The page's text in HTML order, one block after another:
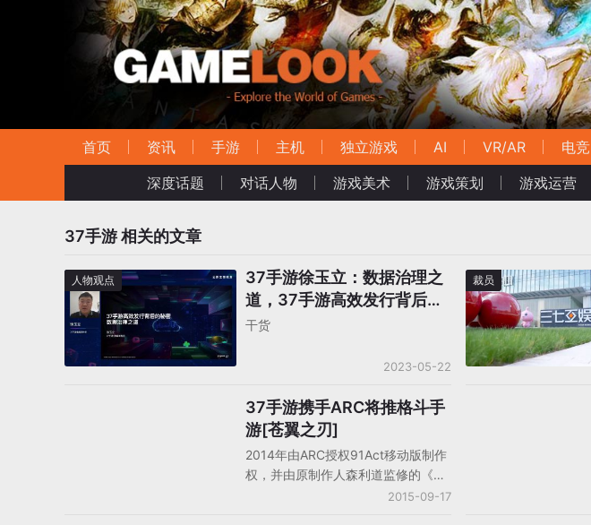
首页 资讯 手游 主机 独立游戏 AI VR/AR
电竞
深度话题
对话人物 游戏美术 游戏策划 游戏运营
37手游相关的文章
人物观点
37手游徐玉立：数据治理之
道，37手游高效发行背后有
何秘密？
干货
2023-05-22
裁员
37手游携手ARC将推格斗手
游[苍翼之刃]
2014年由ARC授权91Act移动版制作
权，并由原制作人森利道监修的《苍
翼默示录》系列正统的手游续作2015-09-17